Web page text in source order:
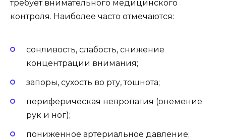
требует внимательного медицинского
контроля. Наиболее часто отмечаются:
сонливость, слабость, снижение
концентрации внимания;
запоры, сухость во рту, тошнота;
периферическая невропатия (онемение
рук и ног);
пониженное артериальное давление;